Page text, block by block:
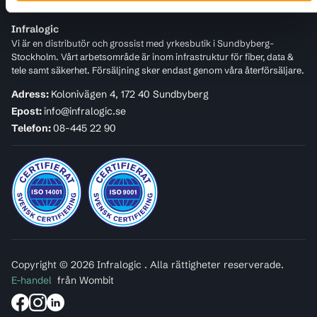
Infralogic
Vi är en distributör och grossist med yrkesbutik i Sundbyberg-
Stockholm. Vårt arbetsområde är inom infrastruktur för fiber, data &
tele samt säkerhet. Försäljning sker endast genom våra återförsäljare.
Adress: Kolonivägen 4, 172 40 Sundbyberg
Epost:info@infralogic.se
Telefon:08-445 22 90
Copyright © 2026 Infralogic . Alla rättigheter reserverade.
E-handel från Wombit